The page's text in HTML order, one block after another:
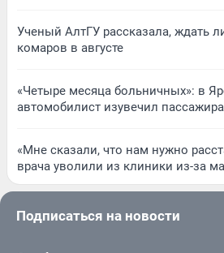
Ученый АлтГУ рассказала, ждать
комаров в августе
«Четыре месяца больничных»: в
автомобилист изувечил
«Мне сказали, что нам нужно
врача уволили из клиники из-за
Подписаться на новости